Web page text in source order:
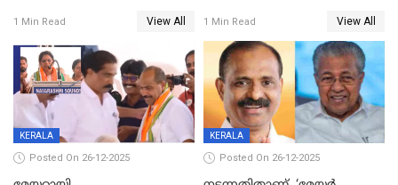
ദാരുണാന്ത്യം
1 Min Read View All
മരിച്ചനിലയിൽ
1 Min Read View All
KERALA
Posted On 26-12-2025
KERALA
Posted On 26-12-2025